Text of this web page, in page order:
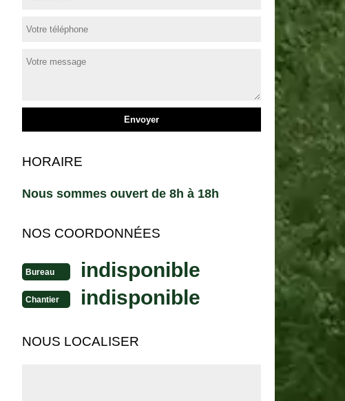
HORAIRE
Nous sommes ouvert de 8h à 18h
NOS COORDONNÉES
Bureau indisponible
Chantier indisponible
NOUS LOCALISER